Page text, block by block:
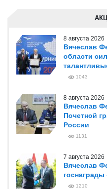
8 августа 2026
Вячеслав
области
1043
8 августа 2026
Вячеслав
Почетной
России
1131
7 августа 2026
Вячеслав
госнаграды
1210